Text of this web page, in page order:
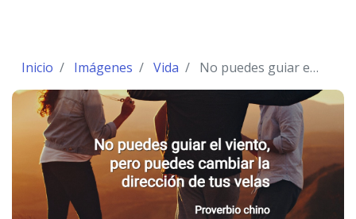
Inicio Imágenes Vida No puedes guiar el viento, pero puedes cambiar la dirección de tus velas